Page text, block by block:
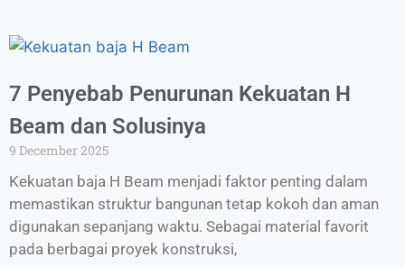
7 Penyebab Penurunan Kekuatan H
Beam dan Solusinya
9 December 2025
Kekuatan baja H Beam menjadi faktor penting dalam
memastikan struktur bangunan tetap kokoh dan aman
digunakan sepanjang waktu. Sebagai material favorit
pada berbagai proyek konstruksi,